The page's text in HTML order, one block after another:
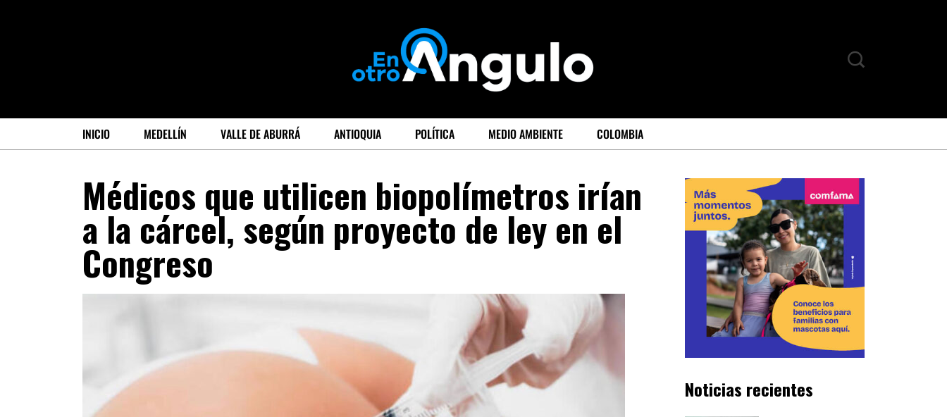
INICIO MEDELLÍN VALLE DE ABURRÁ ANTIOQUIA POLÍTICA MEDIO AMBIENTE COLOMBIA
Médicos que utilicen biopolímetros irían
a la cárcel, según proyecto de ley en el
Congreso
Noticias recientes